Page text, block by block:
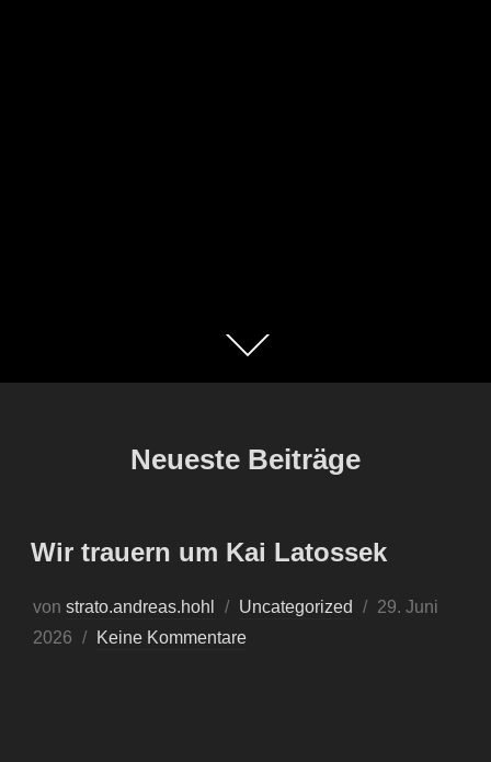
Neueste Beiträge
Wir trauern um Kai Latossek
von strato.andreas.hohl Uncategorized
29. Juni
2026
Keine Kommentare